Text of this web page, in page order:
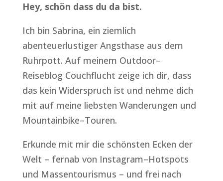
Hey, schön dass du da bist.
Ich bin Sabrina, ein ziemlich
abenteuerlustiger Angsthase aus dem
Ruhrpott. Auf meinem Outdoor–
Reiseblog Couchflucht zeige ich dir, dass
das kein Widerspruch ist und nehme dich
mit auf meine liebsten Wanderungen und
Mountainbike–Touren.
Erkunde mit mir die schönsten Ecken der
Welt – fernab von Instagram–Hotspots
und Massentourismus – und frei nach